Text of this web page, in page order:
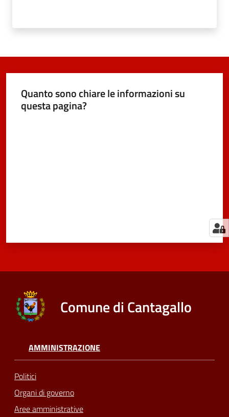
Quanto sono chiare le informazioni su
questa pagina?
Comune di Cantagallo
AMMINISTRAZIONE
Politici
Organi di governo
Aree amministrative